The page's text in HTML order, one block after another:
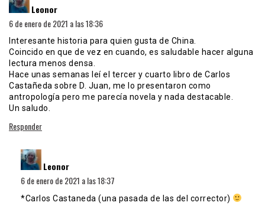
Leonor
6 de enero de 2021 a las 18:36
Interesante historia para quien gusta de China.
Coincido en que de vez en cuando, es saludable hacer alguna
lectura menos densa.
Hace unas semanas leí el tercer y cuarto libro de Carlos
Castañeda sobre D. Juan, me lo presentaron como
antropología pero me parecía novela y nada destacable.
Un saludo.
Responder
Leonor
6 de enero de 2021 a las 18:37
*Carlos Castaneda (una pasada de las del corrector)